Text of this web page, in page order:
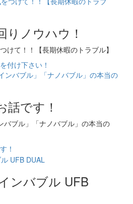
りノウハウ！
けて！！【長期休暇のトラブル】
付け下さい！
話です！
バブル」「ナノバブル」の本当の
！
ンバブル UFB